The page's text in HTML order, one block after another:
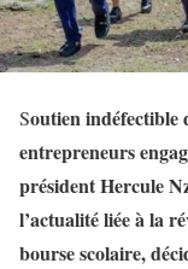
Soutien indéfectible
entrepreneurs
président Hercule
l’actualité liée à la
bourse scolaire,